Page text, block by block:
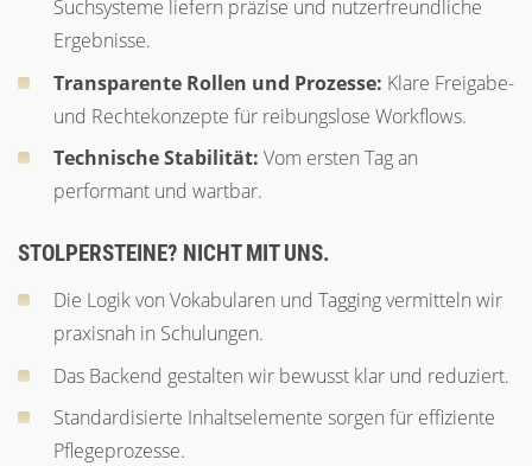
Suchsysteme liefern präzise und nutzerfreundliche
Ergebnisse.
Transparente Rollen und Prozesse: Klare Freigabe-
und Rechtekonzepte für reibungslose Workflows.
Technische Stabilität: Vom ersten Tag an
performant und wartbar.
STOLPERSTEINE? NICHT MIT UNS.
Die Logik von Vokabularen und Tagging vermitteln wir
praxisnah in Schulungen.
Das Backend gestalten wir bewusst klar und reduziert.
Standardisierte Inhaltselemente sorgen für effiziente
Pflegeprozesse.